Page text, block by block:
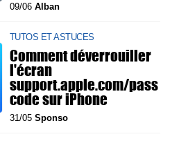
09/06 Alban
TUTOS ET ASTUCES
Comment déverrouiller
l'écran
support.apple.com/pass
code sur iPhone
31/05 Sponso